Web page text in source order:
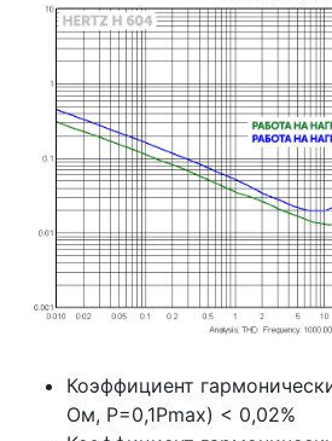
Коэффициент
Ом, P=0,1Pmax) < 0,02%